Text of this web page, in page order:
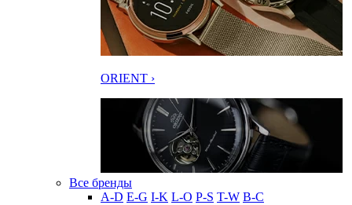
ORIENT ›
Все бренды
A-D E-G I-K L-O P-S T-W В-С